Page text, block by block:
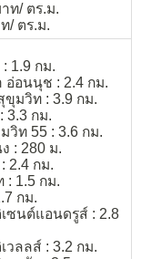
ท/ ตร.ม.
/ ตร.ม.
: 1.9 กม.
อ่อนนุช : 2.4 กม.
ขุมวิท : 3.9 กม.
3.3 กม.
วิท 55 : 3.6 กม.
: 280 ม.
2.4 กม.
: 1.5 กม.
กม.
ซนต์แอนดรูส์ : 2.8
วลลส์ : 3.2 กม.